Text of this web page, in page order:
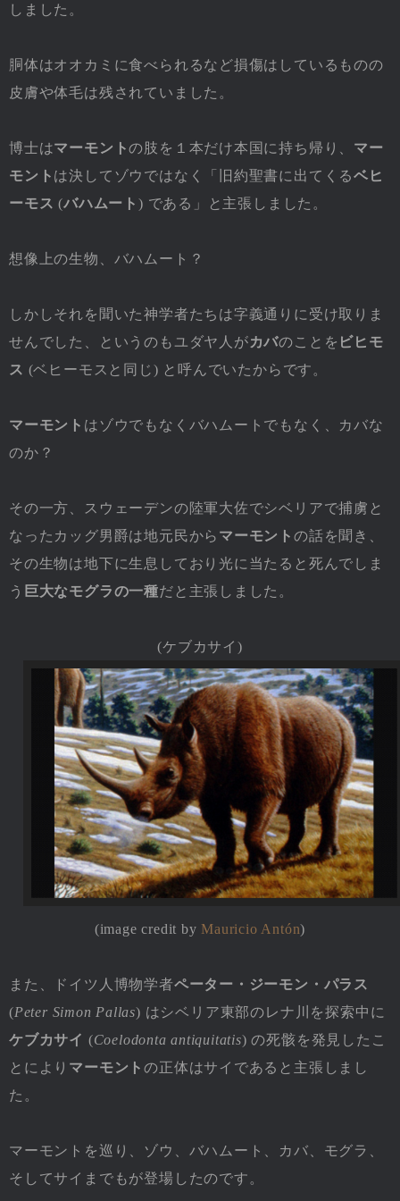
しました。
胴体はオオカミに食べられるなど損傷はしているものの
皮膚や体毛は残されていました。
博士はマーモントの肢を１本だけ本国に持ち帰り、 マー
モント は決してゾウではなく「旧約聖書に出てくるベヒ
ーモス (バハムート ) である」と主張しました。
想像上の生物、バハムート？
しかしそれを聞いた神学者たちは字義通りに受け取りま
せんでした、というのもユダヤ人がカバのことを ビヒモ
ス (ベヒーモスと同じ) と呼んでいたからです。
マーモント はゾウでもなくバハムートでもなく、カバな
のか？
その一方、スウェーデンの陸軍大佐でシベリアで捕虜と
なったカッグ男爵は地元民から マーモントの話を聞き、
その生物は地下に生息しており光に当たると死んでしま
う 巨大なモグラの一種だと主張しました。
(ケブカサイ)
(image credit by Mauricio Antón)
また、ドイツ人博物学者ペーター・ジーモン・パラス
(Peter Simon Pallas) はシベリア東部のレナ川を探索中に
ケブカサイ (Coelodonta antiquitatis) の死骸を発見したこ
とにより マーモントの正体はサイであると主張しまし
た。
マーモントを巡り、ゾウ、バハムート、カバ、モグラ、
そしてサイまでもが登場したのです。